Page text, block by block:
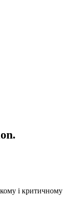
і критичному